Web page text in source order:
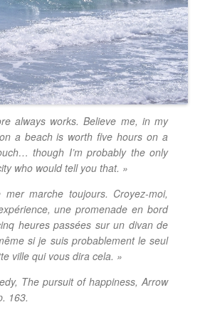
always works. Believe me, in my
a beach is worth five hours on a
though I’m probably the only
who would tell you that. »
marche toujours. Croyez-moi,
une promenade en bord
heures passées sur un divan de
si je suis probablement le seul
ville qui vous dira cela. »
The pursuit of happiness, Arrow
163.